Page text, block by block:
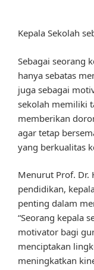
Kepala Sekolah
Sebagai seorang
hanya sebatas
juga sebagai
sekolah memiliki
memberikan
agar tetap
yang berkualitas
Menurut Prof. Dr.
pendidikan,
penting dalam
“Seorang kepala
motivator bagi
menciptakan
meningkatkan